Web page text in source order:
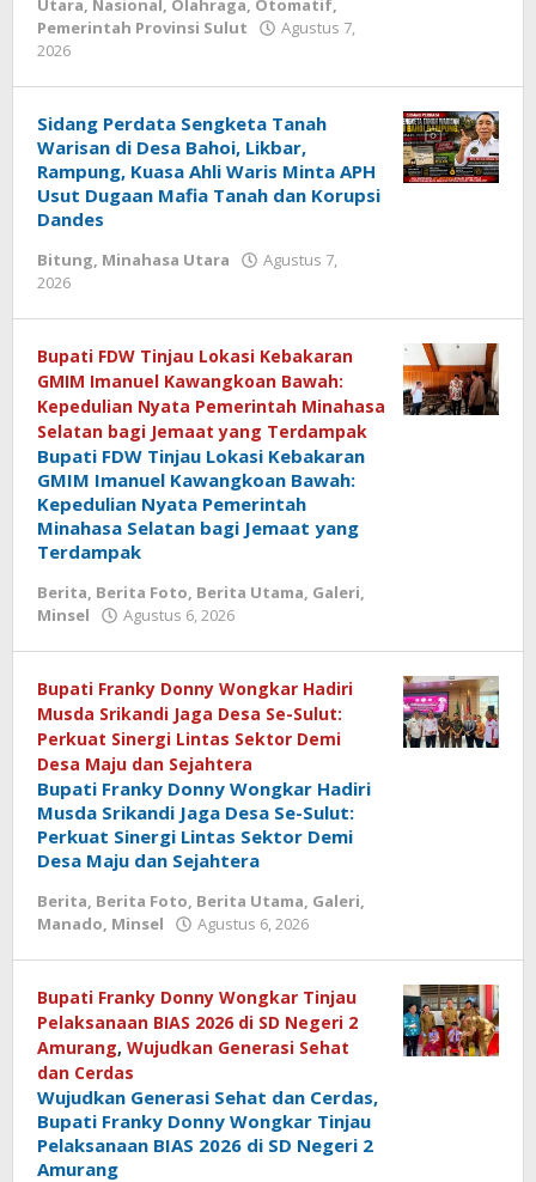
Utara, Nasional, Olahraga, Otomatif,
Pemerintah Provinsi Sulut
Agustus 7,
2026
Sidang Perdata Sengketa Tanah
Warisan di Desa Bahoi, Likbar,
Rampung, Kuasa Ahli Waris Minta APH
Usut Dugaan Mafia Tanah dan Korupsi
Dandes
Bitung, Minahasa Utara
Agustus 7,
2026
Bupati FDW Tinjau Lokasi Kebakaran
GMIM Imanuel Kawangkoan Bawah:
Kepedulian Nyata Pemerintah Minahasa
Selatan bagi Jemaat yang Terdampak
Bupati FDW Tinjau Lokasi Kebakaran
GMIM Imanuel Kawangkoan Bawah:
Kepedulian Nyata Pemerintah
Minahasa Selatan bagi Jemaat yang
Terdampak
Berita, Berita Foto, Berita Utama, Galeri,
Minsel
Agustus 6, 2026
Bupati Franky Donny Wongkar Hadiri
Musda Srikandi Jaga Desa Se-Sulut:
Perkuat Sinergi Lintas Sektor Demi
Desa Maju dan Sejahtera
Bupati Franky Donny Wongkar Hadiri
Musda Srikandi Jaga Desa Se-Sulut:
Perkuat Sinergi Lintas Sektor Demi
Desa Maju dan Sejahtera
Berita, Berita Foto, Berita Utama, Galeri,
Manado, Minsel Agustus 6, 2026
Bupati Franky Donny Wongkar Tinjau
Pelaksanaan BIAS 2026 di SD Negeri 2
Amurang, Wujudkan Generasi Sehat
dan Cerdas
Wujudkan Generasi Sehat dan Cerdas,
Bupati Franky Donny Wongkar Tinjau
Pelaksanaan BIAS 2026 di SD Negeri 2
Amurang